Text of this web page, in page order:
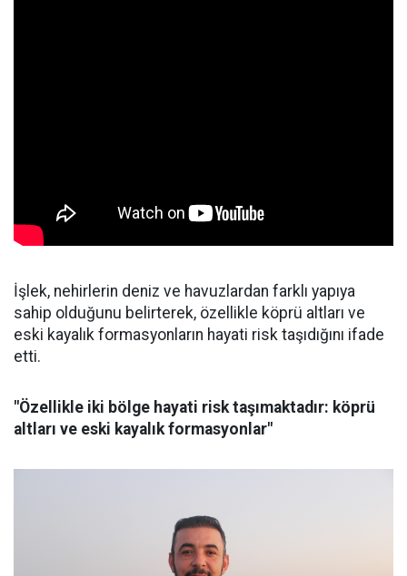
İşlek, nehirlerin deniz ve havuzlardan farklı yapıya
sahip olduğunu belirterek, özellikle köprü altları ve
eski kayalık formasyonların hayati risk taşıdığını ifade
etti.
"Özellikle iki bölge hayati risk taşımaktadır: köprü
altları ve eski kayalık formasyonlar"